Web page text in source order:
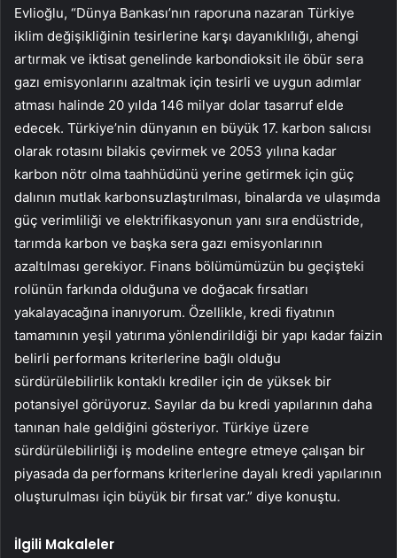
Evlioğlu, “Dünya Bankası’nın raporuna nazaran Türkiye
iklim değişikliğinin tesirlerine karşı dayanıklılığı, ahengi
artırmak ve iktisat genelinde karbondioksit ile öbür sera
gazı emisyonlarını azaltmak için tesirli ve uygun adımlar
atması halinde 20 yılda 146 milyar dolar tasarruf elde
edecek. Türkiye’nin dünyanın en büyük 17. karbon salıcısı
olarak rotasını bilakis çevirmek ve 2053 yılına kadar
karbon nötr olma taahhüdünü yerine getirmek için güç
dalının mutlak karbonsuzlaştırılması, binalarda ve ulaşımda
güç verimliliği ve elektrifikasyonun yanı sıra endüstride,
tarımda karbon ve başka sera gazı emisyonlarının
azaltılması gerekiyor. Finans bölümümüzün bu geçişteki
rolünün farkında olduğuna ve doğacak fırsatları
yakalayacağına inanıyorum. Özellikle, kredi fiyatının
tamamının yeşil yatırıma yönlendirildiği bir yapı kadar faizin
belirli performans kriterlerine bağlı olduğu
sürdürülebilirlik kontaklı krediler için de yüksek bir
potansiyel görüyoruz. Sayılar da bu kredi yapılarının daha
tanınan hale geldiğini gösteriyor. Türkiye üzere
sürdürülebilirliği iş modeline entegre etmeye çalışan bir
piyasada da performans kriterlerine dayalı kredi yapılarının
oluşturulması için büyük bir fırsat var.” diye konuştu.
İlgili Makaleler